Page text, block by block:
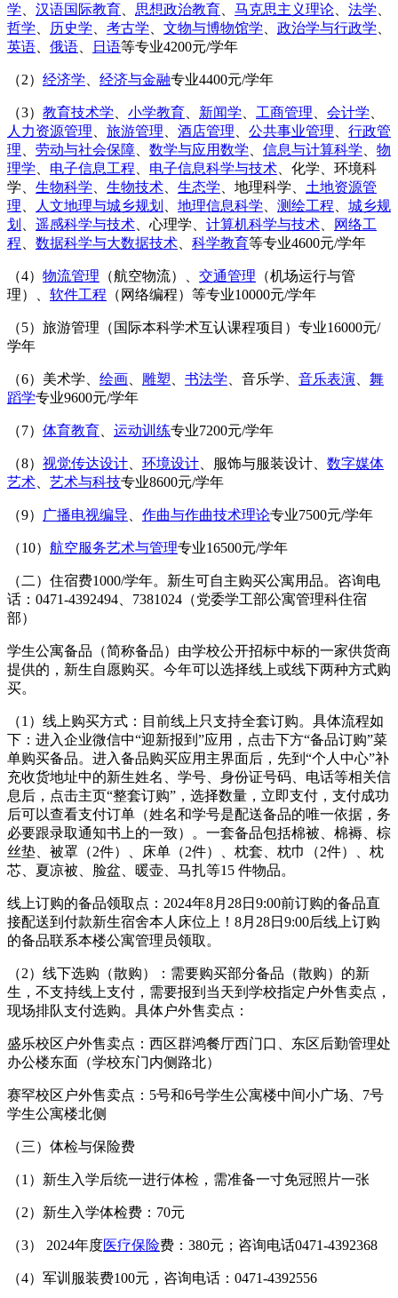
学
汉语国际教育 思想政治教育 马克思主义理论 法学
哲学
历史学 考古学 文物与博物馆学 政治学与行政学
英语
俄语 日语等专业4200元/学年
（2） 经济学 经济与金融专业4400元/学年
（3） 教育技术学 小学教育 新闻学 工商管理 会计学
人力资源管理
旅游管理 酒店管理 公共事业管理
行政管
理
劳动与社会保障 数学与应用数学 信息与计算科学
物
理学
电子信息工程 电子信息科学与技术 、化学、环境科
学、 生物科学 生物技术 生态学 、地理科学、 土地资源管
理
人文地理与城乡规划 地理信息科学 测绘工程
城乡规
划
遥感科学与技术 、心理学、 计算机科学与技术
网络工
程
数据科学与大数据技术 科学教育等专业4600元/学年
（4） 物流管理 （航空物流）、 交通管理 （机场运行与管
理）、 软件工程 （网络编程）等专业10000元/学年
（5）旅游管理（国际本科学术互认课程项目）专业16000元/
学年
（6）美术学、 绘画 雕塑 书法学 、音乐学、 音乐表演
舞
蹈学专业9600元/学年
（7） 体育教育 运动训练专业7200元/学年
（8） 视觉传达设计 环境设计 、服饰与服装设计、 数字媒体
艺术
艺术与科技专业8600元/学年
（9） 广播电视编导 作曲与作曲技术理论专业7500元/学年
（10） 航空服务艺术与管理专业16500元/学年
（二）住宿费1000/学年。新生可自主购买公寓用品。咨询电
话：0471-4392494、7381024（党委学工部公寓管理科住宿
部）
学生公寓备品（简称备品）由学校公开招标中标的一家供货商
提供的，新生自愿购买。今年可以选择线上或线下两种方式购
买。
（1）线上购买方式：目前线上只支持全套订购。具体流程如
下：进入企业微信中“迎新报到”应用，点击下方“备品订购”菜
单购买备品。进入备品购买应用主界面后，先到“个人中心”补
充收货地址中的新生姓名、学号、身份证号码、电话等相关信
息后，点击主页“整套订购”，选择数量，立即支付，支付成功
后可以查看支付订单（姓名和学号是配送备品的唯一依据，务
必要跟录取通知书上的一致）。一套备品包括棉被、棉褥、棕
丝垫、被罩（2件）、床单（2件）、枕套、枕巾（2件）、枕
芯、夏凉被、脸盆、暖壶、马扎等15 件物品。
线上订购的备品领取点：2024年8月28日9:00前订购的备品直
接配送到付款新生宿舍本人床位上！8月28日9:00后线上订购
的备品联系本楼公寓管理员领取。
（2）线下选购（散购）：需要购买部分备品（散购）的新
生，不支持线上支付，需要报到当天到学校指定户外售卖点，
现场排队支付选购。具体户外售卖点：
盛乐校区户外售卖点：西区群鸿餐厅西门口、东区后勤管理处
办公楼东面（学校东门内侧路北）
赛罕校区户外售卖点：5号和6号学生公寓楼中间小广场、7号
学生公寓楼北侧
（三）体检与保险费
（1）新生入学后统一进行体检，需准备一寸免冠照片一张
（2）新生入学体检费：70元
（3） 2024年度医疗保险费：380元；咨询电话0471-4392368
（4）军训服装费100元，咨询电话：0471-4392556